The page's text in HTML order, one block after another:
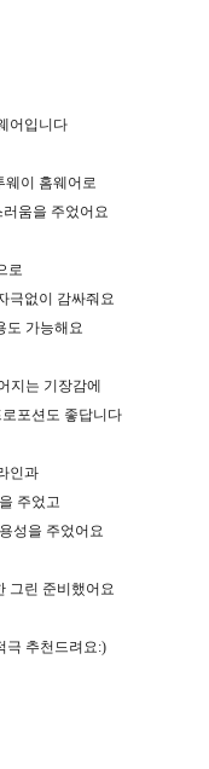
어입니다
웨이 홈웨어로
움을 주었어요
로
극없이 감싸줘요
도 가능해요
지는 기장감에
포션도 좋답니다
인과
주었고
성을 주었어요
그린 준비했어요
극 추천드려요:)